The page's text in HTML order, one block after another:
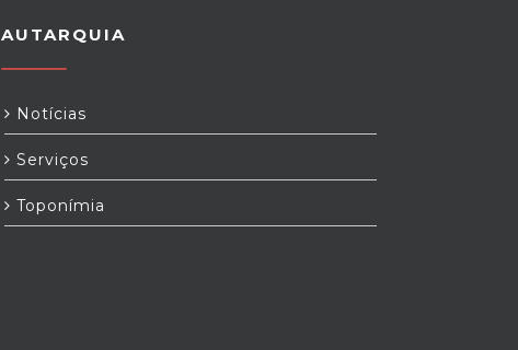
AUTARQUIA
Notícias
Serviços
Toponímia